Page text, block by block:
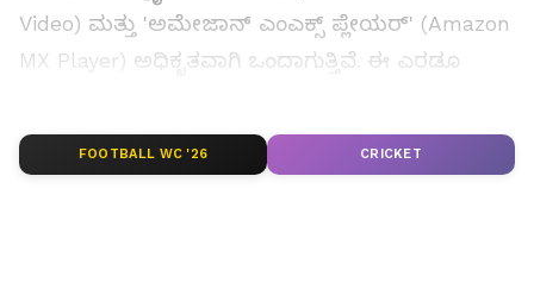
Video) ಮತ್ತು 'ಅಮೇಜಾನ್ ಎಂಎಕ್ಸ್ ಪ್ಲೇಯರ್' (Amazon
MX Player) ಅಧಿಕೃತವಾಗಿ ಒಂದಾಗುತ್ತಿವೆ. ಈ ಎರಡೂ
ನಿರ್ಧರಿಸಿದ್ದು, ಈ ವಿಲೀನದೊಂದಿಗೆ ಭಾರತದಲ್ಲಿ ಅತಿ ಹೆಚ್ಚು
ಕಂಟೆಂಟ್ ಹೊಂದಿರುವ ದೇಶದ ನಂಬರ್ ಒನ್ ಸಾಗುವಳಿ
FOOTBALL WC '26 CRICKET